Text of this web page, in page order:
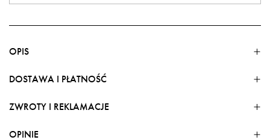
OPIS
DOSTAWA I PŁATNOŚĆ
FORMY DOSTAWY
Dostawa w kraju
ZWROTY I REKLAMACJE
OPINIE